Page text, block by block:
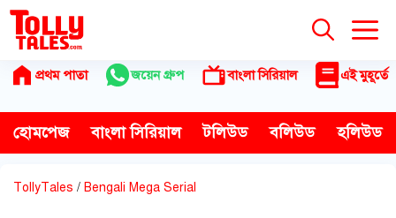
Skip
content
প্রথম পাতা জয়েন গ্রুপ বাংলা সিরিয়াল এই মুহূর্তে
হোমপেজ বাংলা সিরিয়াল টলিউড বলিউড হলিউড
TollyTales / Bengali Mega Serial